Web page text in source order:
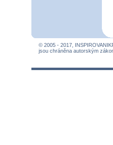
© 2005 - 2017,
jsou chráněna autorským